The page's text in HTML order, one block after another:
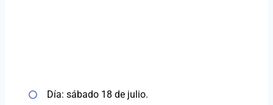
Día: sábado 18 de julio.